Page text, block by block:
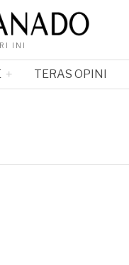
INI
TERAS OPINI